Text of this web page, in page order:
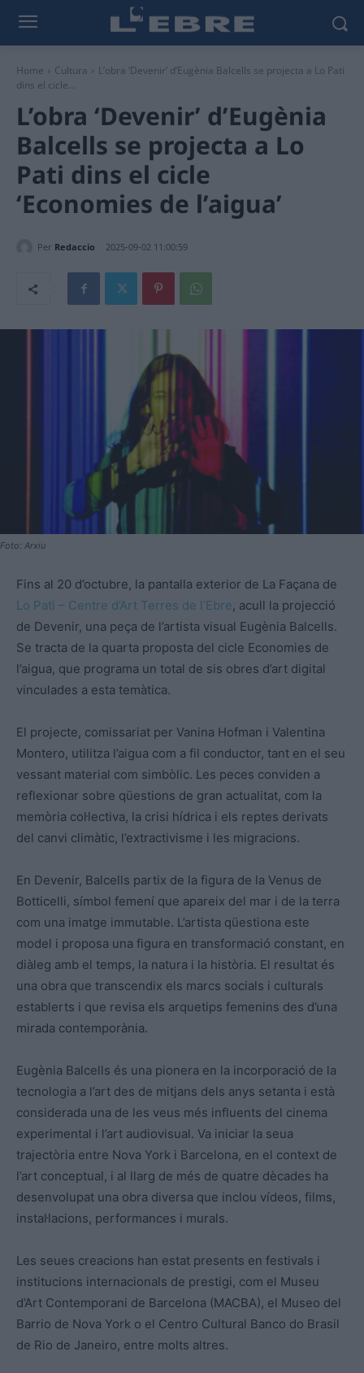
Home Cultura
L’obra ‘Devenir’ d’Eugènia Balcells se projecta a Lo Pati
dins el cicle...
L’obra ‘Devenir’ d’Eugènia
Balcells se projecta a Lo
Pati dins el cicle
‘Economies de l’aigua’
Per Redaccio 2025-09-02 11:00:59
Foto: Arxiu
Fins al 20 d’octubre, la pantalla exterior de La Façana de
Lo Pati – Centre d’Art Terres de l’Ebre, acull la projecció
de Devenir, una peça de l’artista visual Eugènia Balcells.
Se tracta de la quarta proposta del cicle Economies de
l’aigua, que programa un total de sis obres d’art digital
vinculades a esta temàtica.
El projecte, comissariat per Vanina Hofman i Valentina
Montero, utilitza l’aigua com a fil conductor, tant en el seu
vessant material com simbòlic. Les peces conviden a
reflexionar sobre qüestions de gran actualitat, com la
memòria col·lectiva, la crisi hídrica i els reptes derivats
del canvi climàtic, l’extractivisme i les migracions.
En Devenir, Balcells partix de la figura de la Venus de
Botticelli, símbol femení que apareix del mar i de la terra
com una imatge immutable. L’artista qüestiona este
model i proposa una figura en transformació constant, en
diàleg amb el temps, la natura i la història. El resultat és
una obra que transcendix els marcs socials i culturals
establerts i que revisa els arquetips femenins des d’una
mirada contemporània.
Eugènia Balcells és una pionera en la incorporació de la
tecnologia a l’art des de mitjans dels anys setanta i està
considerada una de les veus més influents del cinema
experimental i l’art audiovisual. Va iniciar la seua
trajectòria entre Nova York i Barcelona, en el context de
l’art conceptual, i al llarg de més de quatre dècades ha
desenvolupat una obra diversa que inclou vídeos, films,
instal·lacions, performances i murals.
Les seues creacions han estat presents en festivals i
institucions internacionals de prestigi, com el Museu
d’Art Contemporani de Barcelona (MACBA), el Museo del
Barrio de Nova York o el Centro Cultural Banco do Brasil
de Rio de Janeiro, entre molts altres.